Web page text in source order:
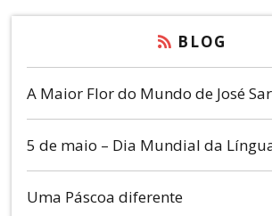
BLOG
A Maior Flor do Mundo de José
5 de maio – Dia Mundial da
Uma Páscoa diferente